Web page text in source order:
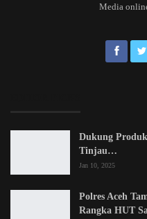
Media
Dukung
Tinjau…
Jan 10, 2025
Polres Aceh
Rangka HUT